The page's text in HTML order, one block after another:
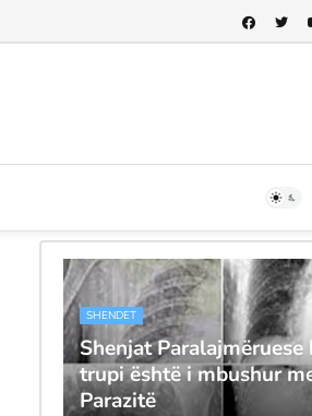
SHENDET
Shenjat Paralajmëruese
trupi është i mbushur
Parazitë